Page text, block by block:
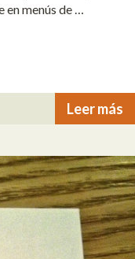
en menús de …
Leer más